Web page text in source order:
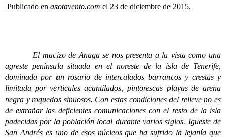
Publicado en asotavento.com el 23 de diciembre de 2015.
El macizo de Anaga se nos presenta a la vista como una
agreste península situada en el noreste de la isla de Tenerife,
dominada por un rosario de intercalados barrancos y crestas y
limitada por verticales acantilados, pintorescas playas de arena
negra y roquedos sinuosos. Con estas condiciones del relieve no es
de extrañar las deficientes comunicaciones con el resto de la isla
padecidas por la población local durante varios siglos. Igueste de
San Andrés es uno de esos núcleos que ha sufrido la lejanía que